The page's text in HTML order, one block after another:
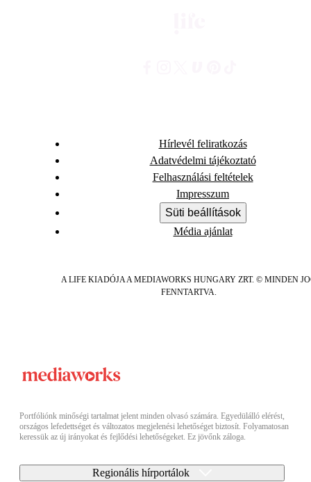
Hírlevél feliratkozás
Adatvédelmi tájékoztató
Felhasználási feltételek
Impresszum
Süti beállítások
Média ajánlat
A LIFE KIADÓJA A MEDIAWORKS HUNGARY ZRT. © MINDEN
FENNTARTVA.
Portfóliónk minőségi tartalmat jelent minden olvasó számára. Egyedülálló elérést,
országos lefedettséget és változatos megjelenési lehetőséget biztosít. Folyamatosan
keressük az új irányokat és fejlődési lehetőségeket. Ez jövőnk záloga.
Regionális hírportálok